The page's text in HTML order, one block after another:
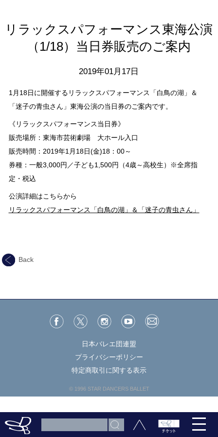
リラックスパフォーマンス東海公演
（1/18）当日券販売のご案内
2019年01月17日
1月18日に開催するリラックスパフォーマンス「白鳥の湖」＆
「迷子の青虫さん」東海公演の当日券のご案内です。
《リラックスパフォーマンス当日券》
販売場所：東海市芸術劇場 大ホール入口
販売時間：2019年1月18日(金)18：00～
券種：一般3,000円／子ども1,500円（4歳～高校生）※全席指
定・税込
公演詳細はこちらから
リラックスパフォーマンス「白鳥の湖」＆「迷子の青虫さん」
Back
日本バレエ団連盟
プライバシーポリシー
特定商取引に関する表示
© 1996 STAR DANCERS BALLET